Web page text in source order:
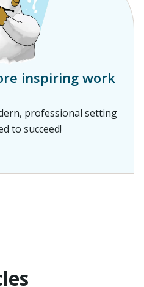
inspiring work
professional setting
to succeed!